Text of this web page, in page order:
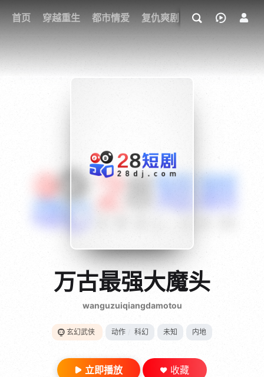
首页 穿越重生 都市情爱 复仇爽剧 玄幻武侠 奇幻
我的观影记录
{if condition="$obj.vod_points
gt 0"}
28短剧
万古最强大魔头
wanguzuiqiangdamotou
玄幻武侠 动作 科幻 未知 内地
立即播放 收藏